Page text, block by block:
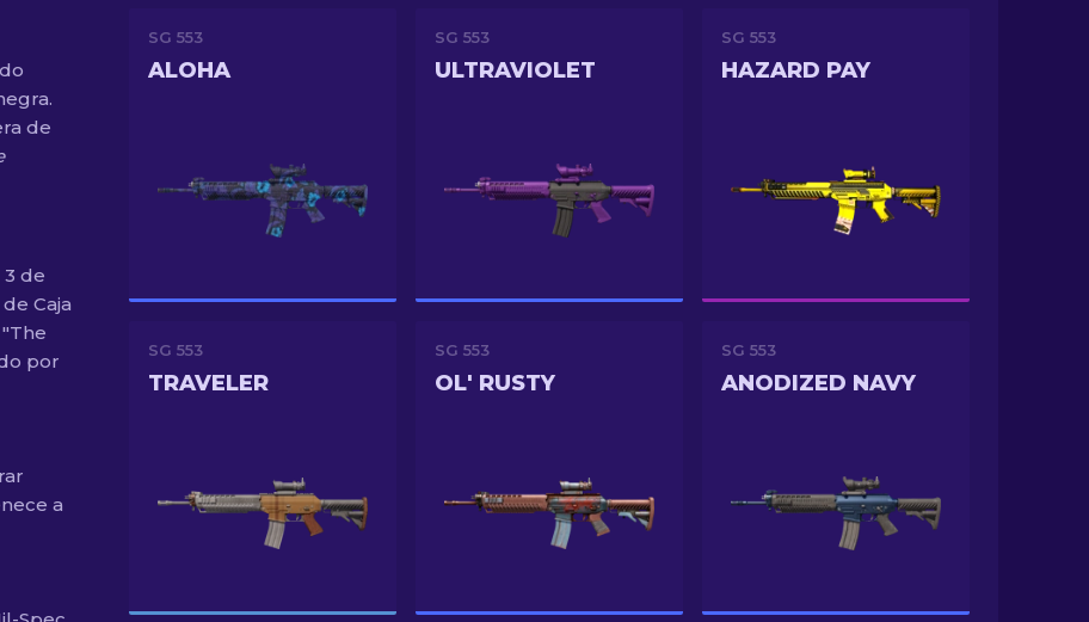
de
3 de
Caja
por
a
SG 553
ALOHA
SG 553
ULTRAVIOLET
SG 553
HAZARD PAY
SG 553
TRAVELER
SG 553
OL' RUSTY
SG 553
ANODIZED NAVY